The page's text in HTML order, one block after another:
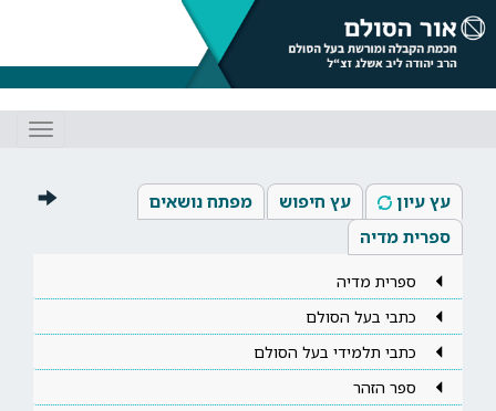
עץ עיון עץ חיפוש
מפתח נושאים
ספרית מדיה
ספרית מדיה
כתבי בעל הסולם
כתבי תלמידי בעל הסולם
ספר הזהר